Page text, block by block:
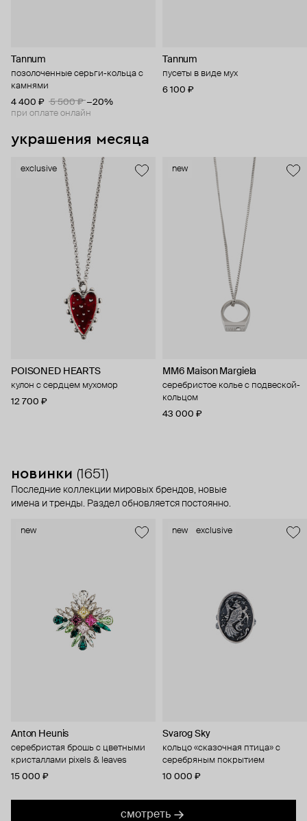
Tannum
позолоченные серьги-кольца с
камнями
4 400 ₽
5 500 ₽ −20%
при оплате онлайн
Tannum
пусеты в виде мух
6 100 ₽
украшения месяца
exclusive
POISONED HEARTS
кулон с сердцем мухомор
12 700 ₽
new
MM6 Maison Margiela
серебристое колье с подвеской-
кольцом
43 000 ₽
новинки (1651)
Последние коллекции мировых брендов, новые
имена и тренды. Раздел обновляется постоянно.
new
Anton Heunis
серебристая брошь с цветными
кристаллами pixels & leaves
15 000 ₽
new exclusive
Svarog Sky
кольцо «сказочная птица» с
серебряным покрытием
10 000 ₽
смотреть